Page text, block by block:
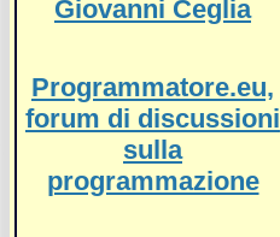
Giovanni Ceglia
Programmatore.eu,
forum di discussioni
sulla
programmazione